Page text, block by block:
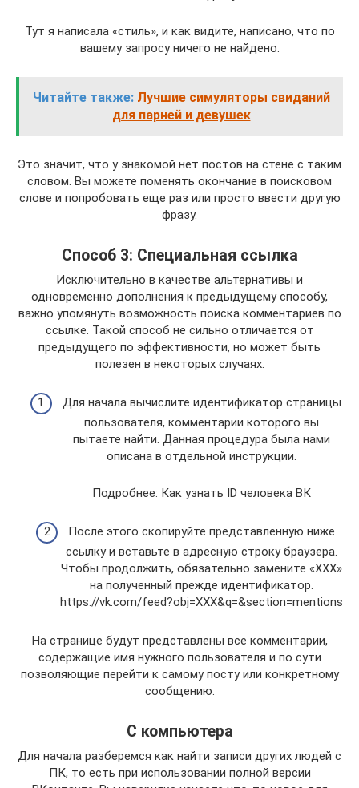
Тут я написала «стиль», и как видите, написано, что по
вашему запросу ничего не найдено.
Читайте также: Лучшие симуляторы свиданий
для парней и девушек
Это значит, что у знакомой нет постов на стене с таким
словом. Вы можете поменять окончание в поисковом
слове и попробовать еще раз или просто ввести другую
фразу.
Способ 3: Специальная ссылка
Исключительно в качестве альтернативы и
одновременно дополнения к предыдущему способу,
важно упомянуть возможность поиска комментариев по
ссылке. Такой способ не сильно отличается от
предыдущего по эффективности, но может быть
полезен в некоторых случаях.
Для начала вычислите идентификатор страницы
пользователя, комментарии которого вы
пытаете найти. Данная процедура была нами
описана в отдельной инструкции.
Подробнее: Как узнать ID человека ВК
После этого скопируйте представленную ниже
ссылку и вставьте в адресную строку браузера.
Чтобы продолжить, обязательно замените «XXX»
на полученный прежде идентификатор.
https://vk.com/feed?obj=XXX&q=&section=mentions
На странице будут представлены все комментарии,
содержащие имя нужного пользователя и по сути
позволяющие перейти к самому посту или конкретному
сообщению.
С компьютера
Для начала разберемся как найти записи других людей с
ПК, то есть при использовании полной версии